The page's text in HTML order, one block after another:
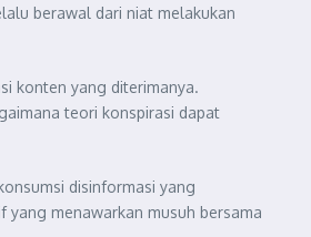
berawal dari niat melakukan
konten yang diterimanya.
teori konspirasi dapat
disinformasi yang
menawarkan musuh bersama